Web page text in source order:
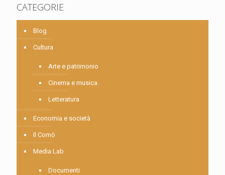
CATEGORIE
Blog
Cultura
Arte e patrimonio
Cinema e musica
Letteratura
Economia e società
Il Comò
Media Lab
Documenti